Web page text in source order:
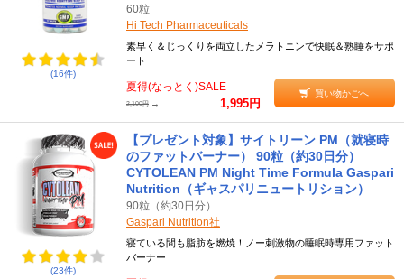
(16件)
60粒
Hi Tech Pharmaceuticals
素早く＆じっくりを両立したメラトニンで快眠＆熟睡をサポ
ート
夏得(なっとく)SALE
2,100円 → 1,995円
買い物かごへ
(23件)
【プレゼント対象】サイトリーン PM（就寝時
のファットバーナー） 90粒（約30日分）
CYTOLEAN PM Night Time Formula Gaspari
Nutrition（ギャスパリニュートリション）
90粒（約30日分）
Gaspari Nutrition社
寝ている間も脂肪を燃焼！ノー刺激物の睡眠時専用ファット
バーナー